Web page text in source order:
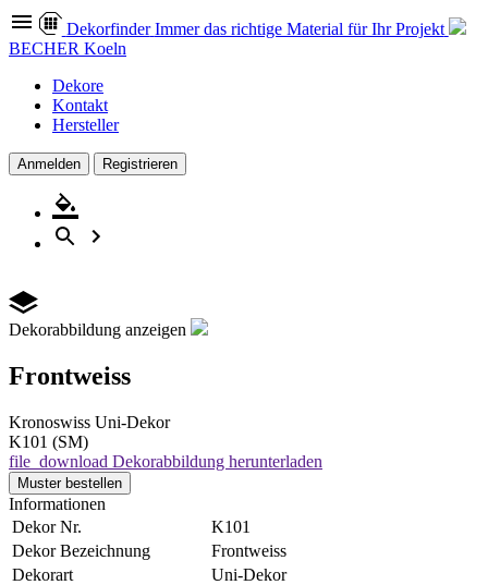
Dekorfinder Immer das richtige Material für Ihr Projekt
BECHER Koeln
Dekore
Kontakt
Hersteller
Anmelden Registrieren
Dekorabbildung anzeigen
Frontweiss
Kronoswiss Uni-Dekor
K101 (SM)
file_download Dekorabbildung herunterladen
Muster bestellen
Informationen
Dekor Nr.
K101
Dekor Bezeichnung
Frontweiss
Dekorart
Uni-Dekor